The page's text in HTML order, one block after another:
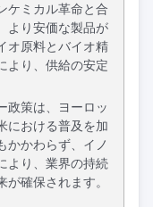
ケミカル革命と合
より安価な製品が
オ原料とバイオ精
より、供給の安定
政策は、ヨーロッ
における普及を加
かかわらず、イノ
より、業界の持続
確保されます。